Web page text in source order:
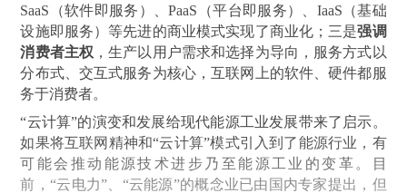
SaaS（软件即服务）、PaaS（平台即服务）、IaaS（基础
设施即服务）等先进的商业模式实现了商业化；三是强调
消费者主权 ，生产以用户需求和选择为导向，服务方式以
分布式、交互式服务为核心，互联网上的软件、硬件都服
务于消费者。
“云计算”的演变和发展给现代能源工业发展带来了启示。
如果将互联网精神和“云计算”模式引入到了能源行业，有
可能会推动能源技术进步乃至能源工业的变革。目
前，“云电力”、“云能源”的概念业已由国内专家提出，但